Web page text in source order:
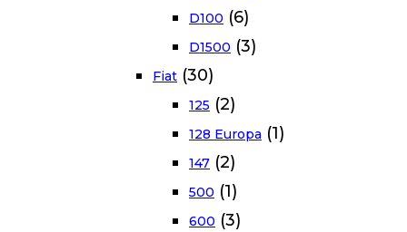
D100 (6)
D1500 (3)
Fiat (30)
125 (2)
128 Europa (1)
147 (2)
500 (1)
600 (3)